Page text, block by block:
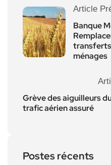
Article
Banque
ménages
Grève des aiguilleurs
trafic aérien assuré
Postes récents